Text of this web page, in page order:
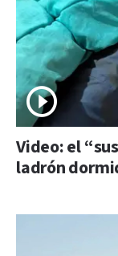
Video: el
ladrón